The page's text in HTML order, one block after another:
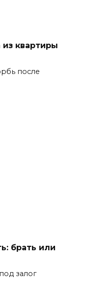
из квартиры
после
брать или
залог